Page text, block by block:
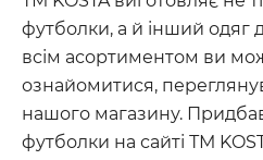
футболки, а й інший одяг
всім асортиментом ви
ознайомитися,
нашого магазину.
футболки на сайті ТМ